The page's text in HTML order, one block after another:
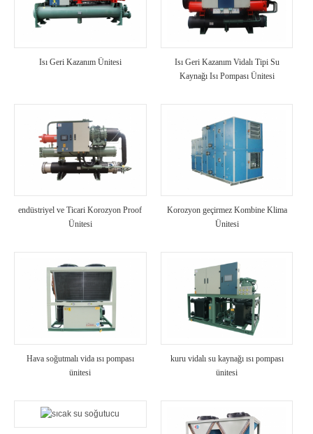
Isı Geri Kazanım Ünitesi
Isı Geri Kazanım Vidalı Tipi Su
Kaynağı Isı Pompası Ünitesi
endüstriyel ve Ticari Korozyon Proof
Ünitesi
Korozyon geçirmez Kombine Klima
Ünitesi
Hava soğutmalı vida ısı pompası
ünitesi
kuru vidalı su kaynağı ısı pompası
ünitesi